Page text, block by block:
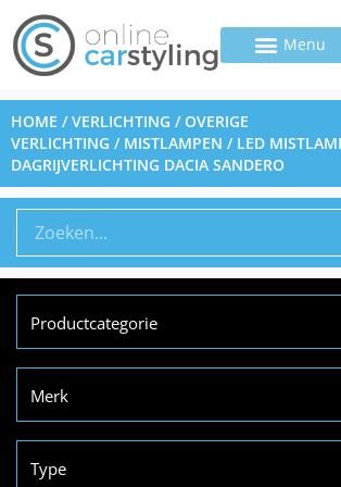
HOME /VERLICHTING /OVERIGE
VERLICHTING / MISTLAMPEN / LED
DAGRIJVERLICHTING DACIA SANDERO
Productcategorie
Merk
Type